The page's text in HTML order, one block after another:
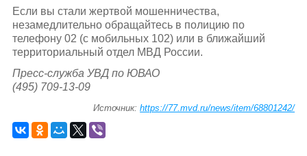
Если вы стали жертвой мошенничества,
незамедлительно обращайтесь в полицию по
телефону 02 (с мобильных 102) или в ближайший
территориальный отдел МВД России.
Пресс-служба УВД по ЮВАО
(495) 709-13-09
Источник:https://77.mvd.ru/news/item/68801242/